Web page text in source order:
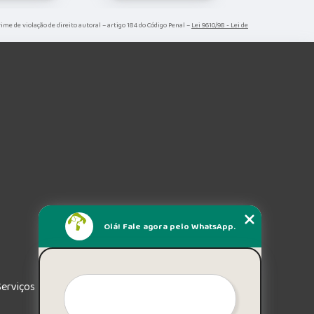
de violação de direito autoral – artigo 184 do Código Penal –Lei 9610/98 - Lei de
Olá! Fale agora pelo WhatsApp.